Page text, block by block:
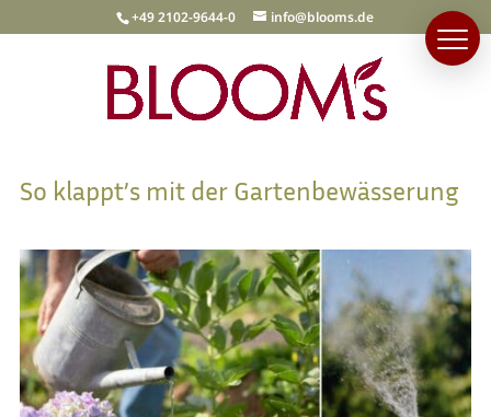
+49 2102-9644-0 info@blooms.de
So klappt’s mit der Gartenbewässerung